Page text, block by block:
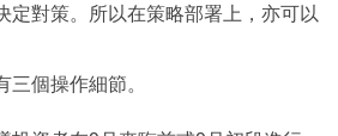
定對策。所以在策略部署上，亦可以
三個操作細節。